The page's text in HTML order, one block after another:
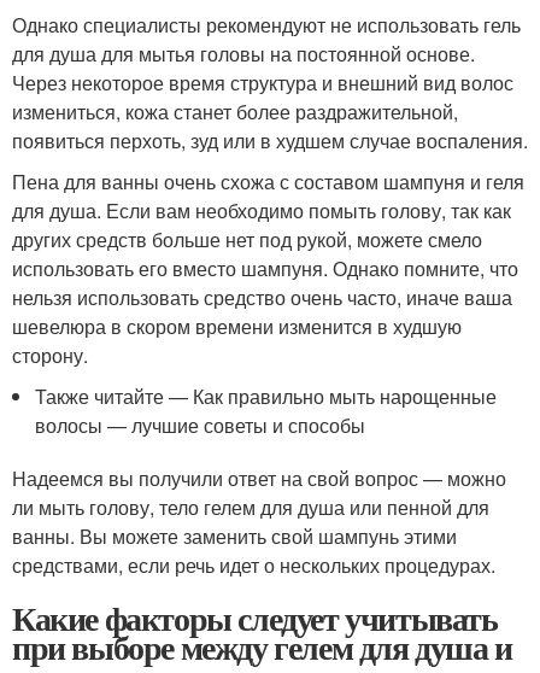
Однако специалисты рекомендуют не использовать гель
для душа для мытья головы на постоянной основе.
Через некоторое время структура и внешний вид волос
измениться, кожа станет более раздражительной,
появиться перхоть, зуд или в худшем случае воспаления.
Пена для ванны очень схожа с составом шампуня и геля
для душа. Если вам необходимо помыть голову, так как
других средств больше нет под рукой, можете смело
использовать его вместо шампуня. Однако помните, что
нельзя использовать средство очень часто, иначе ваша
шевелюра в скором времени изменится в худшую
сторону.
Также читайте — Как правильно мыть нарощенные
волосы — лучшие советы и способы
Надеемся вы получили ответ на свой вопрос — можно
ли мыть голову, тело гелем для душа или пенной для
ванны. Вы можете заменить свой шампунь этими
средствами, если речь идет о нескольких процедурах.
Какие факторы следует учитывать
при выборе между гелем для душа и